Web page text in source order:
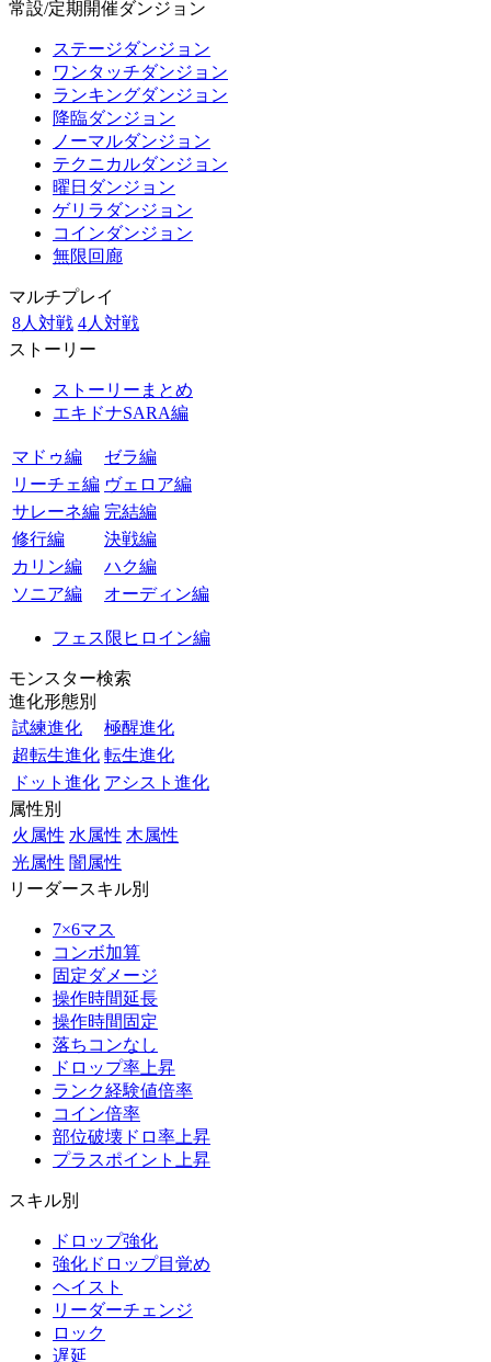
常設/定期開催ダンジョン
ステージダンジョン
ワンタッチダンジョン
ランキングダンジョン
降臨ダンジョン
ノーマルダンジョン
テクニカルダンジョン
曜日ダンジョン
ゲリラダンジョン
コインダンジョン
無限回廊
マルチプレイ
8人対戦 4人対戦
ストーリー
ストーリーまとめ
エキドナSARA編
マドゥ編
ゼラ編
リーチェ編 ヴェロア編
サレーネ編 完結編
修行編
決戦編
カリン編
ハク編
ソニア編
オーディン編
フェス限ヒロイン編
モンスター検索
進化形態別
試練進化
極醒進化
超転生進化 転生進化
ドット進化 アシスト進化
属性別
火属性 水属性 木属性
光属性 闇属性
リーダースキル別
7×6マス
コンボ加算
固定ダメージ
操作時間延長
操作時間固定
落ちコンなし
ドロップ率上昇
ランク経験値倍率
コイン倍率
部位破壊ドロ率上昇
プラスポイント上昇
スキル別
ドロップ強化
強化ドロップ目覚め
ヘイスト
リーダーチェンジ
ロック
遅延